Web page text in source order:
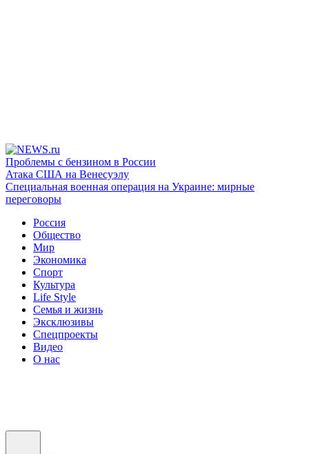
Проблемы с бензином в России
Атака США на Венесуэлу
Специальная военная операция на Украине: мирные
переговоры
Россия
Общество
Мир
Экономика
Спорт
Культура
Life Style
Семья и жизнь
Эксклюзивы
Спецпроекты
Видео
О нас